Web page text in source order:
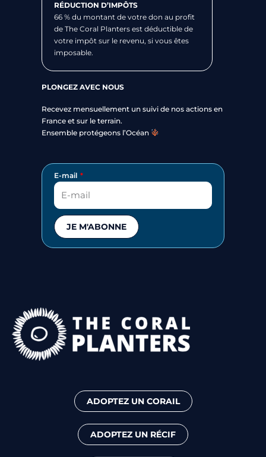
RÉDUCTION D’IMPÔTS
66 % du montant de votre don au profit
de The Coral Planters est déductible de
votre impôt sur le revenu, si vous êtes
imposable.
PLONGEZ AVEC NOUS
Recevez mensuellement un suivi de nos actions en
France et sur le terrain.
Ensemble protégeons l’Océan
E-mail
JE M'ABONNE
ADOPTEZ UN CORAIL
ADOPTEZ UN RÉCIF